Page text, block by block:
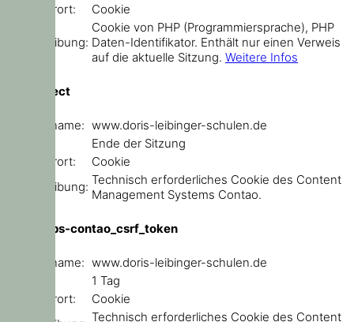
Speicherort:
Cookie
Beschreibung:
Cookie von PHP (Programmiersprache), PHP
Daten-Identifikator. Enthält nur einen Verweis
auf die aktuelle Sitzung. Weitere Infos
sf_redirect
Domainname: www.doris-leibinger-schulen.de
Ende der Sitzung
Speicherort:
Cookie
Beschreibung: Technisch erforderliches Cookie des Content
Management Systems Contao.
csrf_https-contao_csrf_token
Domainname: www.doris-leibinger-schulen.de
1 Tag
Speicherort:
Cookie
Technisch erforderliches Cookie des Content